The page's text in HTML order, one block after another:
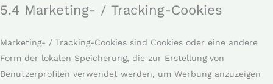
5.4 Marketing- / Tracking-Cookies
Marketing- / Tracking-Cookies sind Cookies oder eine andere
Form der lokalen Speicherung, die zur Erstellung von
Benutzerprofilen verwendet werden, um Werbung anzuzeigen